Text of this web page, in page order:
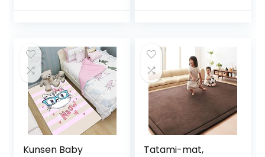
es, 180 x 200 cm
groen (Size :
Diameter 100cm)
Kunsen Baby
Tatami-mat,